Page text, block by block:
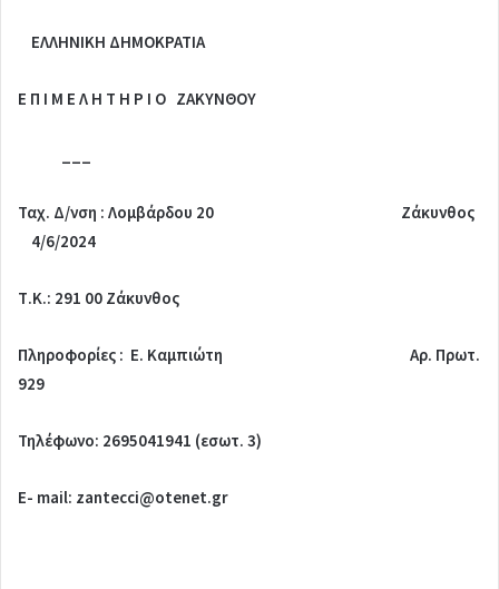
ΕΛΛΗΝΙΚΗ ΔΗΜΟΚΡΑΤΙΑ
Ε Π Ι Μ Ε Λ Η Τ Η Ρ Ι Ο ΖΑΚΥΝΘΟΥ
Ταχ. Δ/νση : Λομβάρδου 20 Ζάκυνθος
4/6/2024
Τ.Κ.: 291 00 Ζάκυνθος
Πληροφορίες : Ε. Καμπιώτη Αρ. Πρωτ.
929
Τηλέφωνο: 2695041941 (εσωτ. 3)
E- mail: zantecci@otenet.gr